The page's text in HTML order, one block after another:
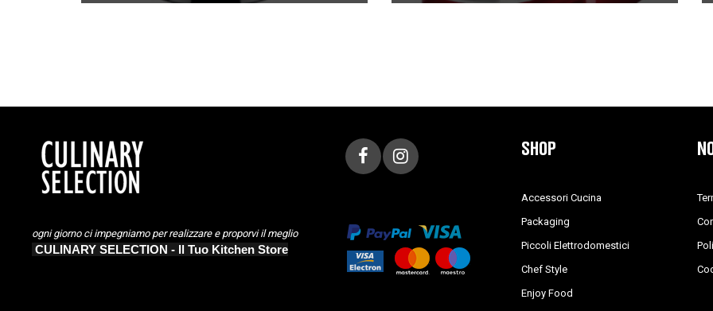
SHOP
Accessori Cucina
Packaging
Piccoli Elettrodomestici
Chef Style
Enjoy Food
ogni giorno ci impegniamo per realizzare e proporvi il meglio
CULINARY SELECTION - Il Tuo Kitchen Store